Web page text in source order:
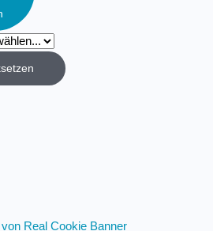
Real Cookie Banner